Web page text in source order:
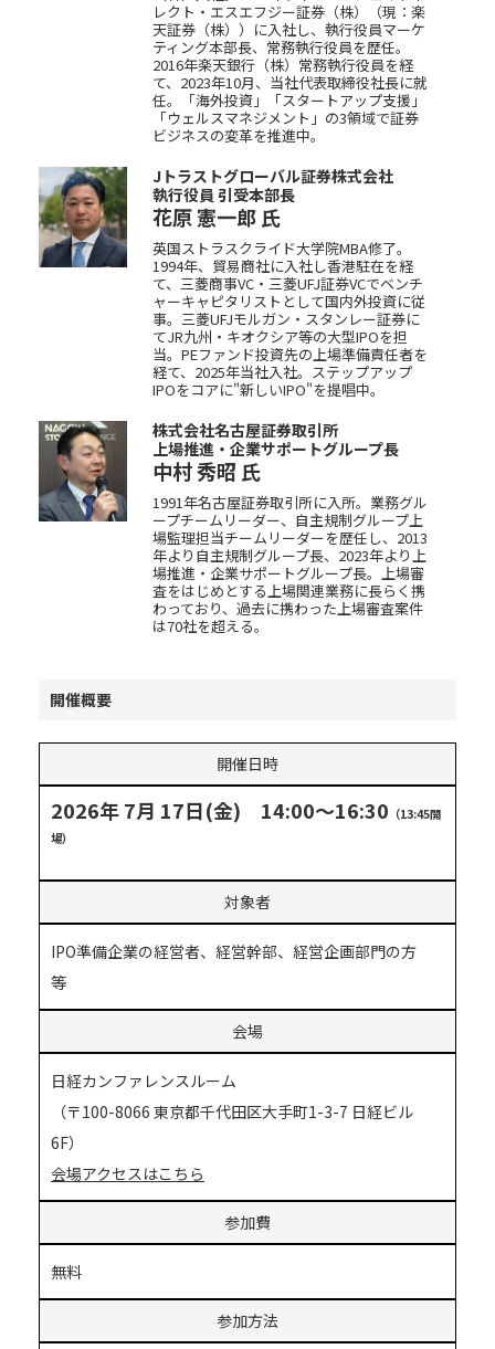
レクト・エスエフジー証券（株）（現：楽
天証券（株））に入社し、執行役員マーケ
ティング本部長、常務執行役員を歴任。
2016年楽天銀行（株）常務執行役員を経
て、2023年10月、当社代表取締役社長に就
任。「海外投資」「スタートアップ支援」
「ウェルスマネジメント」の3領域で証券
ビジネスの変革を推進中。
Jトラストグローバル証券株式会社
執行役員 引受本部長
花原 憲一郎 氏
英国ストラスクライド大学院MBA修了。
1994年、貿易商社に入社し香港駐在を経
て、三菱商事VC・三菱UFJ証券VCでベンチ
ャーキャピタリストとして国内外投資に従
事。三菱UFJモルガン・スタンレー証券に
てJR九州・キオクシア等の大型IPOを担
当。PEファンド投資先の上場準備責任者を
経て、2025年当社入社。ステップアップ
IPOをコアに"新しいIPO"を提唱中。
株式会社名古屋証券取引所
上場推進・企業サポートグループ長
中村 秀昭 氏
1991年名古屋証券取引所に入所。業務グル
ープチームリーダー、自主規制グループ上
場監理担当チームリーダーを歴任し、2013
年より自主規制グループ長、2023年より上
場推進・企業サポートグループ長。上場審
査をはじめとする上場関連業務に長らく携
わっており、過去に携わった上場審査案件
は70社を超える。
開催概要
開催日時
2026年 7月 17日(金) 14:00～16:30 （13:45開
場）
対象者
IPO準備企業の経営者、経営幹部、経営企画部門の方
等
会場
日経カンファレンスルーム
（〒100-8066 東京都千代田区大手町1-3-7 日経ビル
6F）
会場アクセスはこちら
参加費
無料
参加方法